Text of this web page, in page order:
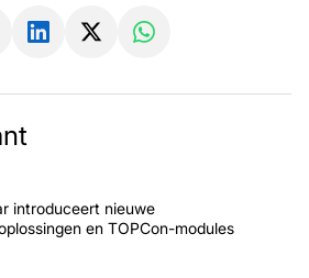
introduceert nieuwe
en TOPCon-modules